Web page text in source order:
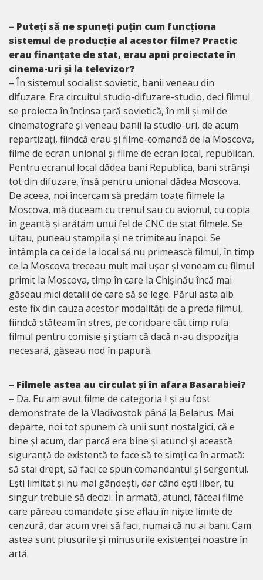
– Puteți să ne spuneți puțin cum funcționa
sistemul de producție al acestor filme? Practic
erau finanțate de stat, erau apoi proiectate în
cinema-uri și la televizor?
– În sistemul socialist sovietic, banii veneau din
difuzare. Era circuitul studio-difuzare-studio, deci filmul
se proiecta în întinsa țară sovietică, în mii și mii de
cinematografe și veneau banii la studio-uri, de acum
repartizați, fiindcă erau și filme-comandă de la Moscova,
filme de ecran unional și filme de ecran local, republican.
Pentru ecranul local dădea bani Republica, bani strânși
tot din difuzare, însă pentru unional dădea Moscova.
De aceea, noi încercam să predăm toate filmele la
Moscova, mă duceam cu trenul sau cu avionul, cu copia
în geantă și arătăm unui fel de CNC de stat filmele. Se
uitau, puneau ștampila și ne trimiteau înapoi. Se
întâmpla ca cei de la local să nu primească filmul, în timp
ce la Moscova treceau mult mai ușor și veneam cu filmul
primit la Moscova, timp în care la Chișinău încă mai
găseau mici detalii de care să se lege. Părul asta alb
este fix din cauza acestor modalități de a preda filmul,
fiindcă stăteam în stres, pe coridoare cât timp rula
filmul pentru comisie și știam că dacă n-au dispoziția
necesară, găseau nod în papură.
– Filmele astea au circulat și în afara Basarabiei?
– Da. Eu am avut filme de categoria I și au fost
demonstrate de la Vladivostok până la Belarus. Mai
departe, noi tot spunem că unii sunt nostalgici, că e
bine și acum, dar parcă era bine și atunci și această
siguranță de existentă te face să te simți ca în armată:
să stai drept, să faci ce spun comandantul și sergentul.
Ești limitat și nu mai gândești, dar când ești liber, tu
singur trebuie să decizi. În armată, atunci, făceai filme
care păreau comandate și se aflau în niște limite de
cenzură, dar acum vrei să faci, numai că nu ai bani. Cam
astea sunt plusurile și minusurile existenței noastre în
artă.